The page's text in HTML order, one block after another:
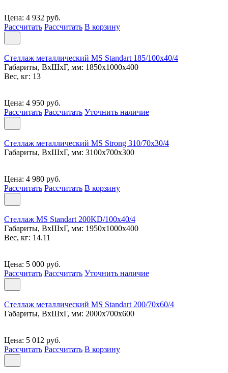
Цена: 4 932 руб.
Рассчитать Рассчитать В корзину
Стеллаж металлический MS Standart 185/100x40/4
Габариты, ВxШxГ, мм: 1850x1000x400
Вес, кг: 13
Цена: 4 950 руб.
Рассчитать Рассчитать Уточнить наличие
Стеллаж металлический MS Strong 310/70x30/4
Габариты, ВxШxГ, мм: 3100x700x300
Цена: 4 980 руб.
Рассчитать Рассчитать В корзину
Стеллаж MS Standart 200KD/100x40/4
Габариты, ВxШxГ, мм: 1950x1000x400
Вес, кг: 14.11
Цена: 5 000 руб.
Рассчитать Рассчитать Уточнить наличие
Стеллаж металлический MS Standart 200/70x60/4
Габариты, ВxШxГ, мм: 2000x700x600
Цена: 5 012 руб.
Рассчитать Рассчитать В корзину